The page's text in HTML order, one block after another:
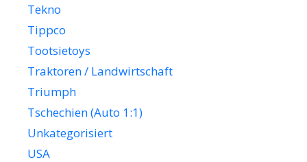
Tekno
Tippco
Tootsietoys
Traktoren / Landwirtschaft
Triumph
Tschechien (Auto 1:1)
Unkategorisiert
USA